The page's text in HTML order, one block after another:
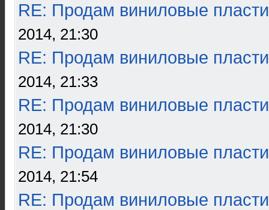
RE: Продам виниловые
2014, 21:30
RE: Продам виниловые
2014, 21:33
RE: Продам виниловые
2014, 21:30
RE: Продам виниловые
2014, 21:54
RE: Продам виниловые